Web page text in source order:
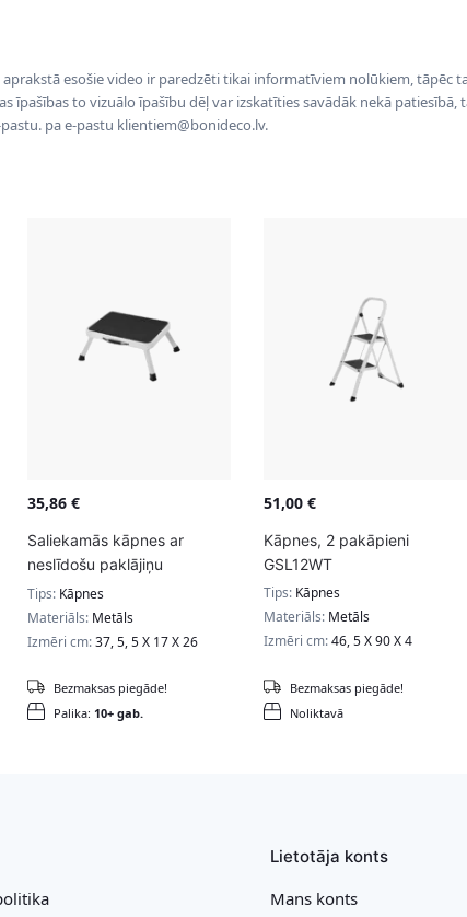
esošie video ir paredzēti tikai informatīviem nolūkiem, tāpēc
īpašības to vizuālo īpašību dēļ var izskatīties savādāk nekā
pa e-pastu klientiem@bonideco.lv.
35,86 €
Saliekamās kāpnes ar
neslīdošu paklājiņu
GSL01WT
Tips: Kāpnes
Materiāls: Metāls
Izmēri cm:37, 5, 5 X 17 X 26
Palika: 10+ gab.
Bezmaksas piegāde!
51,00€
Kāpnes, 2 pakāpieni
GSL12WT
Tips: Kāpnes
Materiāls: Metāls
Izmēri cm:46, 5 X 90 X 4
Noliktavā
Bezmaksas piegāde!
Lietotāja konts
Mans konts